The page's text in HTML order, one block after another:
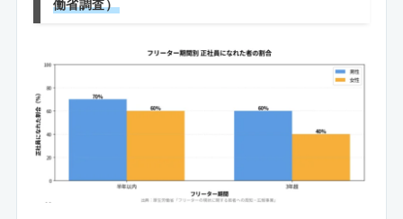
働省調査）